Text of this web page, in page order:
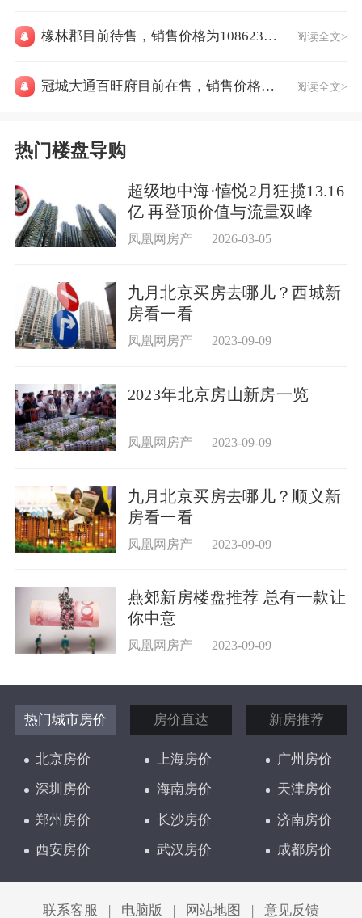
橡林郡目前待售，销售价格为108623元/㎡ 阅读全文>
冠城大通百旺府目前在售，销售价格为78262元/㎡ 阅读全文>
热门楼盘导购
超级地中海·憘悦2月狂揽13.16
亿 再登顶价值与流量双峰
凤凰网房产 2026-03-05
九月北京买房去哪儿？西城新
房看一看
凤凰网房产 2023-09-09
2023年北京房山新房一览
凤凰网房产 2023-09-09
九月北京买房去哪儿？顺义新
房看一看
凤凰网房产 2023-09-09
燕郊新房楼盘推荐 总有一款让
你中意
凤凰网房产 2023-09-09
热门城市房价 房价直达 新房推荐
北京房价 上海房价
广州房价
深圳房价
海南房价
天津房价
郑州房价
长沙房价
济南房价
西安房价
武汉房价
成都房价
太原房价
联系客服
电脑版 网站地图 意见反馈